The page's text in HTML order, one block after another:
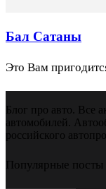
Бал Сатаны
Это Вам
Блог про авто. Все
автомобилей.
российского
Популярные посты